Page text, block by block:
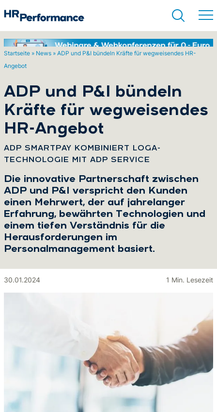
Startseite » News » ADP und P&I bündeln Kräfte für wegweisendes HR-
Angebot
ADP und P&I bündeln
Kräfte für wegweisendes
HR-Angebot
ADP SMARTPAY KOMBINIERT LOGA-
TECHNOLOGIE MIT ADP SERVICE
Die innovative Partnerschaft zwischen
ADP und P&I verspricht den Kunden
einen Mehrwert, der auf jahrelanger
Erfahrung, bewährten Technologien und
einem tiefen Verständnis für die
Herausforderungen im
Personalmanagement basiert.
30.01.2024 1 Min. Lesezeit